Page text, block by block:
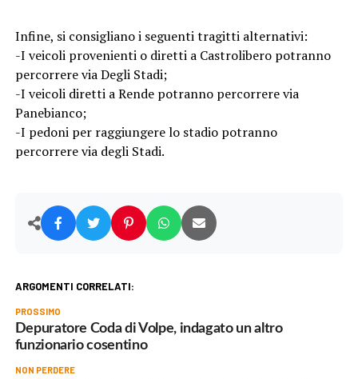
Infine, si consigliano i seguenti tragitti alternativi:
-I veicoli provenienti o diretti a Castrolibero potranno
percorrere via Degli Stadi;
-I veicoli diretti a Rende potranno percorrere via
Panebianco;
-I pedoni per raggiungere lo stadio potranno
percorrere via degli Stadi.
ARGOMENTI CORRELATI:
PROSSIMO
Depuratore Coda di Volpe, indagato un altro
funzionario cosentino
NON PERDERE